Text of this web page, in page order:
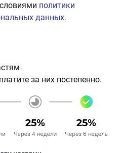
политики
данных.
за них постепенно.